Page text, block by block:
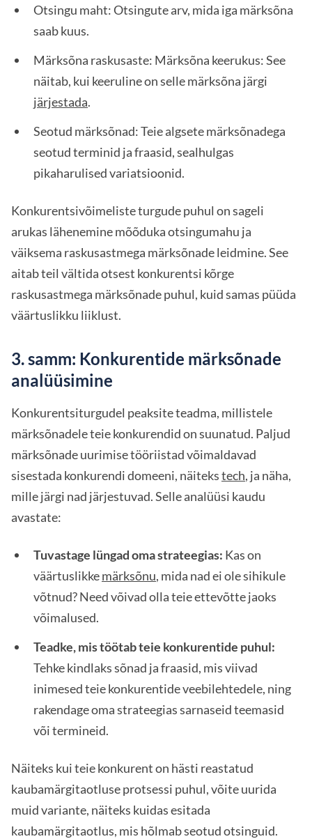
Otsingu maht: Otsingute arv, mida iga märksõna
saab kuus.
Märksõna raskusaste: Märksõna keerukus: See
näitab, kui keeruline on selle märksõna järgi
järjestada.
Seotud märksõnad: Teie algsete märksõnadega
seotud terminid ja fraasid, sealhulgas
pikaharulised variatsioonid.
Konkurentsivõimeliste turgude puhul on sageli
arukas lähenemine mõõduka otsingumahu ja
väiksema raskusastmega märksõnade leidmine. See
aitab teil vältida otsest konkurentsi kõrge
raskusastmega märksõnade puhul, kuid samas püüda
väärtuslikku liiklust.
3. samm: Konkurentide märksõnade
analüüsimine
Konkurentsiturgudel peaksite teadma, millistele
märksõnadele teie konkurendid on suunatud. Paljud
märksõnade uurimise tööriistad võimaldavad
sisestada konkurendi domeeni, näitekstech, ja näha,
mille järgi nad järjestuvad. Selle analüüsi kaudu
avastate:
Tuvastage lüngad oma strateegias: Kas on
väärtuslikkemärksõnu, mida nad ei ole sihikule
võtnud? Need võivad olla teie ettevõtte jaoks
võimalused.
Teadke, mis töötab teie konkurentide puhul:
Tehke kindlaks sõnad ja fraasid, mis viivad
inimesed teie konkurentide veebilehtedele, ning
rakendage oma strateegias sarnaseid teemasid
või termineid.
Näiteks kui teie konkurent on hästi reastatud
kaubamärgitaotluse protsessi puhul, võite uurida
muid variante, näiteks kuidas esitada
kaubamärgitaotlus, mis hõlmab seotud otsinguid.